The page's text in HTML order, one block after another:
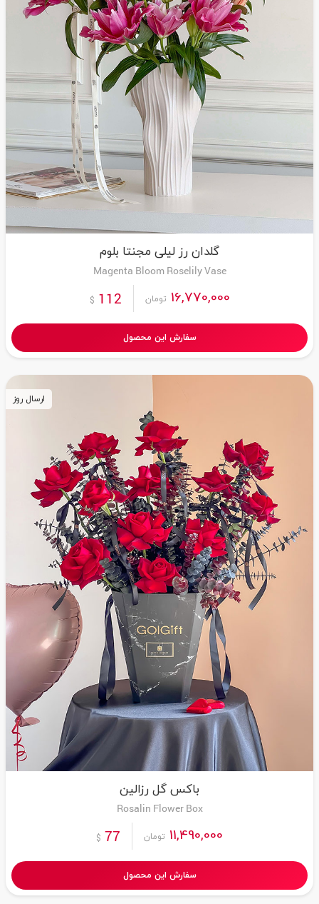
گلدان رز لیلی مجنتا بلوم
Magenta Bloom Roselily Vase
16,770,000 تومان 112
$
سفارش این محصول
باکس گل رزالین
Rosalin Flower Box
11,490,000 تومان 77
$
سفارش این محصول
ارسال روز